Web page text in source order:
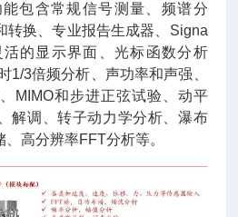
包含常规信号测量、频谱分
转换、专业报告生成器、Signa
活的显示界面、光标函数分析
1/3倍频分析、声功率和声强、
MIMO和步进正弦试验、动平
解调、转子动力学分析、瀑布
高分辨率FFT分析等。